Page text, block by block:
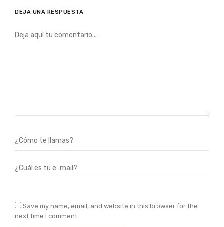
DEJA UNA RESPUESTA
Save my name, email, and website in this browser for the
next time I comment.